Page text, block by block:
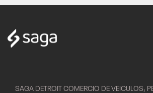
SAGA DETROIT COMERCIO DE VEICULOS,